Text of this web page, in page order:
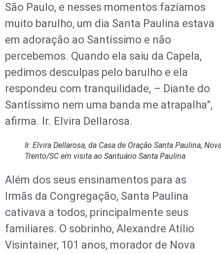
São Paulo, e nesses momentos fazíamos
muito barulho, um dia Santa Paulina estava
em adoração ao Santíssimo e não
percebemos. Quando ela saiu da Capela,
pedimos desculpas pelo barulho e ela
respondeu com tranquilidade, – Diante do
Santíssimo nem uma banda me atrapalha”,
afirma. Ir. Elvira Dellarosa.
Ir. Elvira Dellarosa, da Casa de Oração Santa Paulina,
Trento/SC em visita ao Santuário Santa Paulina
Além dos seus ensinamentos para as
Irmãs da Congregação, Santa Paulina
cativava a todos, principalmente seus
familiares. O sobrinho, Alexandre Atílio
Visintainer, 101 anos, morador de Nova